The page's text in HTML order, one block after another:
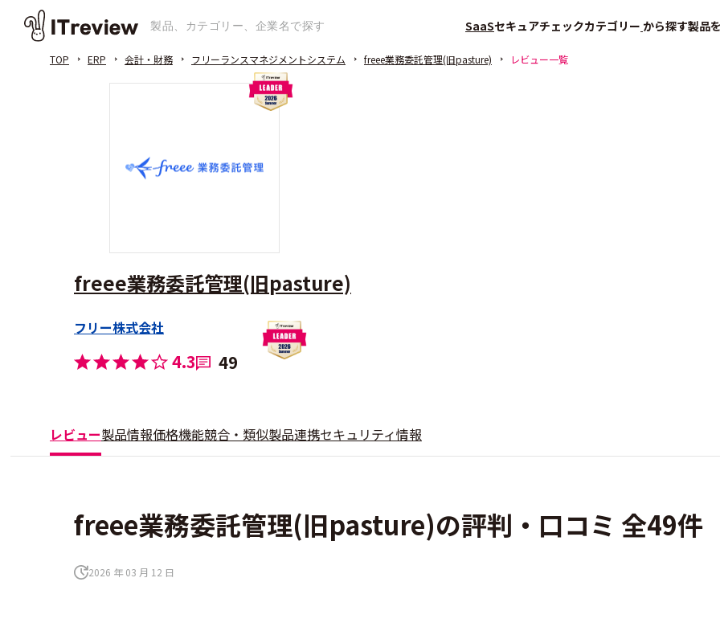
SaaSセキュアチェックカテゴリー から探す製品
TOP ERP 会計・財務 フリーランスマネジメントシステム freee業務委託管理(旧pasture) レビュー一覧
freee業務委託管理(旧pasture)
フリー株式会社
4.3 49
レビュー製品情報価格機能競合・類似製品連携セキュリティ情報
freee業務委託管理(旧pasture)の評判・口コミ 全49件
2026 年 03 月 12 日